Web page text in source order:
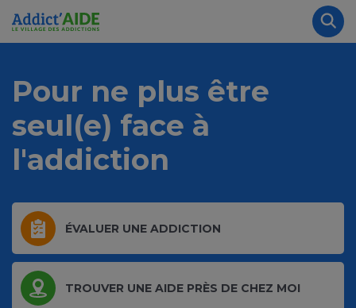
Aller au contenu principal
Pour ne plus être
seul(e) face à
l'addiction
ÉVALUER UNE ADDICTION
TROUVER UNE AIDE PRÈS DE CHEZ MOI
Panneau de gestion des cookies